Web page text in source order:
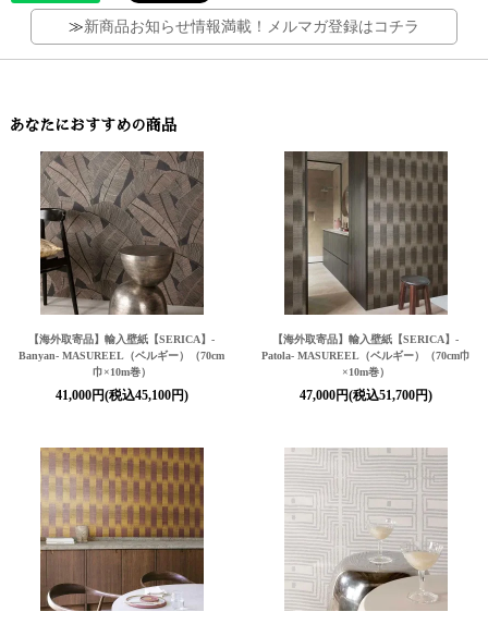
≫新商品お知らせ情報満載！メルマガ登録はコチラ
あなたにおすすめの商品
【海外取寄品】輸入壁紙 【SERICA】-
Banyan- MASUREEL（ベルギー）（70cm
巾×10m巻）
41,000円(税込45,100円)
【海外取寄品】輸入壁紙 【SERICA】-
Patola- MASUREEL（ベルギー）（70cm巾
×10m巻）
47,000円(税込51,700円)